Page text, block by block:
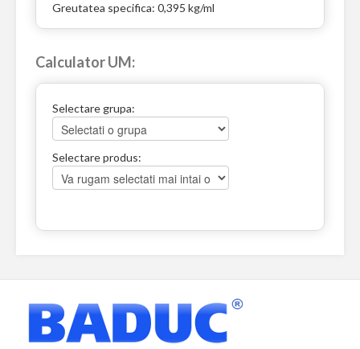
Greutatea specifica: 0,395 kg/ml
Calculator UM:
Selectare grupa:
Selectare produs: